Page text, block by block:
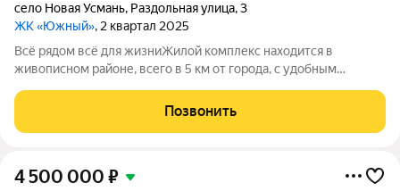
село Новая Усмань, Раздольная улица,3
ЖК «Южный», 2 квартал 2025
Всё рядом всё для жизниЖилой комплекс находится в
живописном районе, всего в 5 км от города, с удобным
обширного лесного массива урочище Дубрава делает этот
район идеальным для семейного
Позвонить
4 500 000 ₽